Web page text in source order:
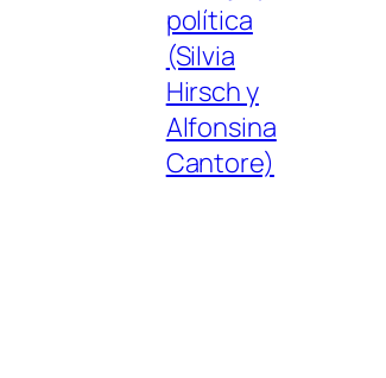
política
(Silvia
Hirsch y
Alfonsina
Cantore)